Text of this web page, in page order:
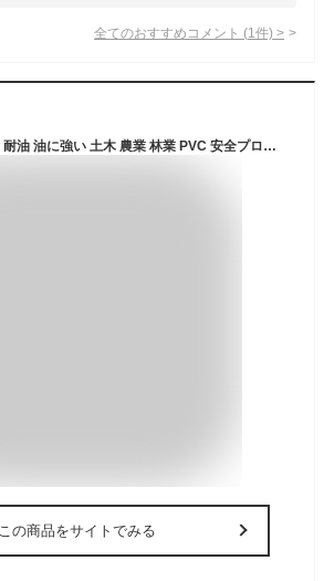
全てのおすすめコメント (1 件) >
[マルゴ] 長靴 鋼製先芯 耐油 油に強い 土木 農業 林業 PVC 安全プロハークス 870 作業長靴 セーフティ インソール付 ブラック 26.0 cm
この商品をサイトでみる